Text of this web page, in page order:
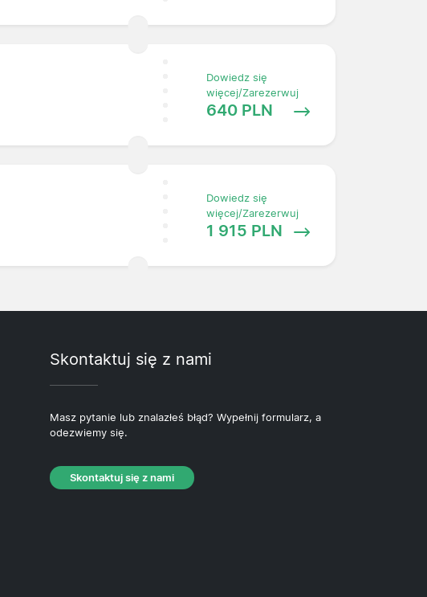
Dowiedz się
więcej/Zarezerwuj
640 PLN
Dowiedz się
więcej/Zarezerwuj
1 915 PLN
Skontaktuj się z nami
Masz pytanie lub znalazłeś błąd? Wypełnij formularz, a
odezwiemy się.
Skontaktuj się z nami